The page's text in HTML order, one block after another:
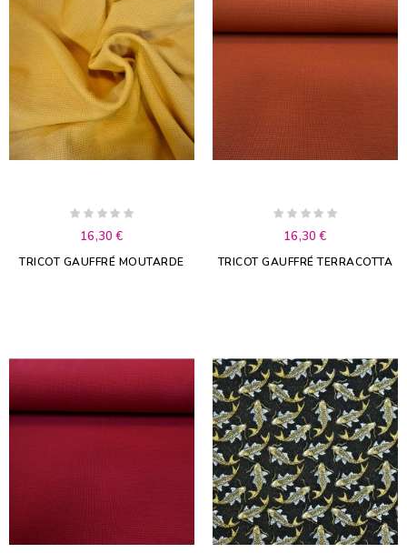
16,30 €
TRICOT GAUFFRÉ MOUTARDE
16,30 €
TRICOT GAUFFRÉ TERRACOTTA